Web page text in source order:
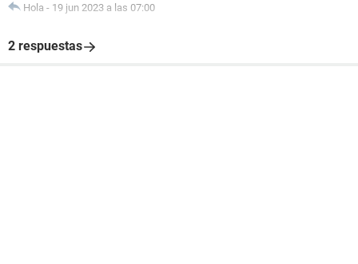
Hola - 19 jun 2023 a las 07:00
2 respuestas